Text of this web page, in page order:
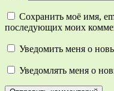
Сохранить моё имя,
последующих моих
Уведомить меня о
Уведомлять меня о